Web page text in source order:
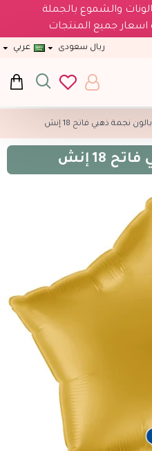
والشموع بالجملة
جميع المنتجات
ريال سعودى عربي
بالون نجمة ذهبي فاتح 18 إنش
18 إنش